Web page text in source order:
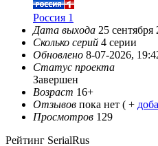
Россия 1
Дата выхода 25 сентября
Сколько серий 4 серии
Обновлено 8-07-2026,
Статус проекта
Завершен
Возраст 16+
Отзывов пока нет ( +
Просмотров 129
Рейтинг SerialRus